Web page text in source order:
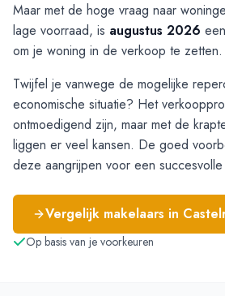
Maar met de hoge vraag naar
lage voorraad, is augustus 2026
om je woning in de verkoop te zetten.
Twijfel je vanwege de mogelijke
economische situatie? Het
ontmoedigend zijn, maar met de
liggen er veel kansen. De goed
deze aangrijpen voor een
Vergelijk makelaars in
Op basis van je voorkeuren